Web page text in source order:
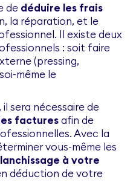
de déduire les frais
la réparation, et le
Il existe deux
: soit faire
(pressing,
même le
sera nécessaire de
facturesafin de
Avec la
vous-même les
à votre
déduction de votre